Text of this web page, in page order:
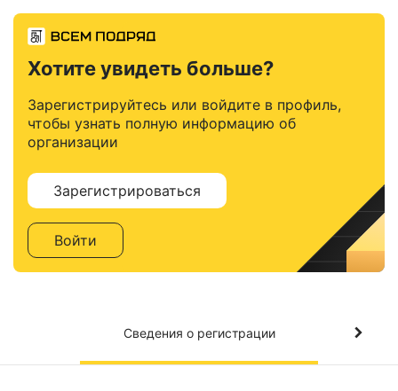
Хотите увидеть больше?
Зарегистрируйтесь или войдите в профиль,
чтобы узнать полную информацию об
организации
Зарегистрироваться
Войти
Сведения о регистрации